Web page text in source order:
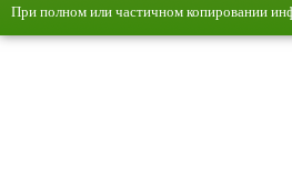
При полном или частичном копировании